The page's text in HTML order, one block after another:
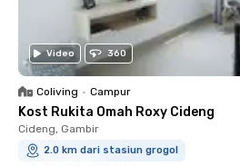
Video 360
Coliving • Campur
Kost Rukita Omah Roxy Cideng
Cideng, Gambir
2.0 km dari stasiun grogol